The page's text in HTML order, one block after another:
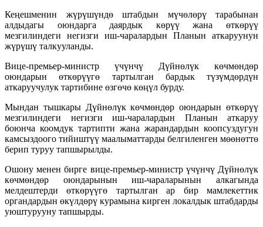
Кеңешменин жүрүшүндө штабдын мүчөлөрү тарабынан
алдыдагы оюндарга даярдык көрүү жана өткөрүү
мезгилиндеги негизги иш-чаралардын Планын аткаруунун
жүрүшү талкууланды.
Вице-премьер-министр үчүнчү Дүйнөлүк көчмөндөр
оюндарын өткөрүүгө тартылган бардык түзүмдөрдүн
аткаруучулук тартибине өзгөчө көңүл бурду.
Мындан тышкары Дүйнөлүк көчмөндөр оюндарын өткөрүү
мезгилиндеги негизги иш-чаралардын Планын аткаруу
боюнча коомдук тартипти жана жарандардын коопсуздугун
камсыздоого тийиштүү маалыматтарды белгиленген мөөнөттө
берип туруу тапшырылды.
Ошону менен бирге вице-премьер-министр үчүнчү Дүйнөлүк
көчмөндөр оюндарынын иш-чараларынын алкагында
мелдештерди өткөрүүгө тартылган ар бир мамлекеттик
органдардын өкүлдөрү курамына кирген локалдык штабдарды
уюштурууну тапшырды.